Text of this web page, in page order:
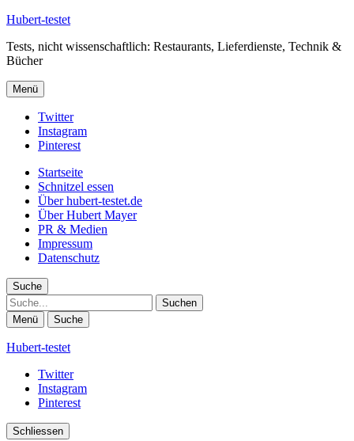
Hubert-testet
Tests, nicht wissenschaftlich: Restaurants, Lieferdienste, Technik &
Bücher
Menü
Twitter
Instagram
Pinterest
Startseite
Schnitzel essen
Über hubert-testet.de
Über Hubert Mayer
PR & Medien
Impressum
Datenschutz
Suche
Suche
Menü Suche
Hubert-testet
Twitter
Instagram
Pinterest
Schliessen